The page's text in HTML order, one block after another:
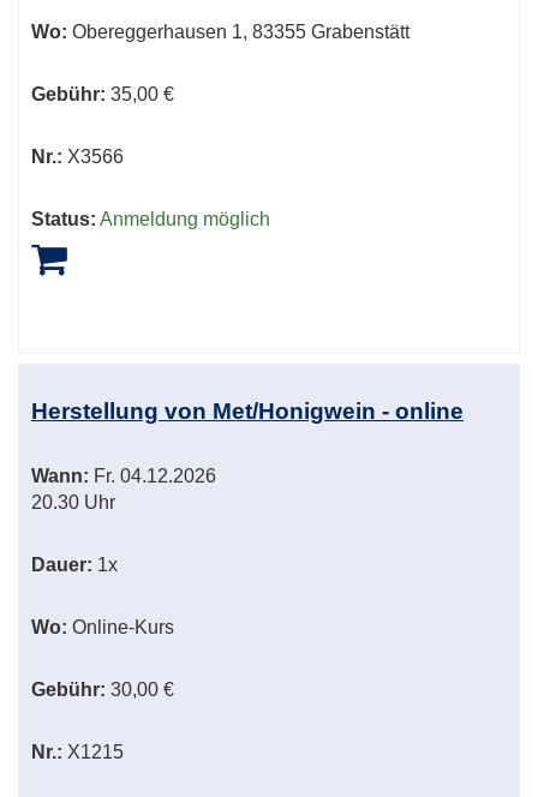
Wo: Obereggerhausen 1, 83355 Grabenstätt
Gebühr: 35,00 €
Nr.: X3566
Status: Anmeldung möglich
Herstellung von Met/Honigwein - online
Wann: Fr. 04.12.2026
20.30 Uhr
Dauer: 1x
Wo: Online-Kurs
Gebühr: 30,00 €
Nr.: X1215